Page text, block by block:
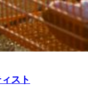
スト